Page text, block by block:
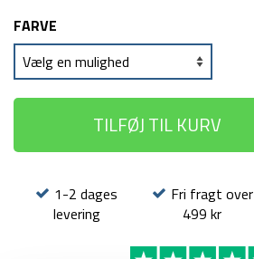
FARVE
TILFØJ TIL KURV
1-2 dages
levering
Fri fragt over
499 kr